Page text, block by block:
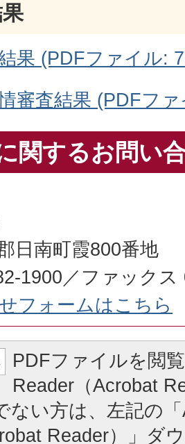
果 (PDFファイル:
審査結果 (PDFフ
関するお問い
日南町霞800番地
1900／ファックス
フォームはこちら
PDFファイルを閲
Reader（Acrobat
ない方は、左記の
Reader）」ダ